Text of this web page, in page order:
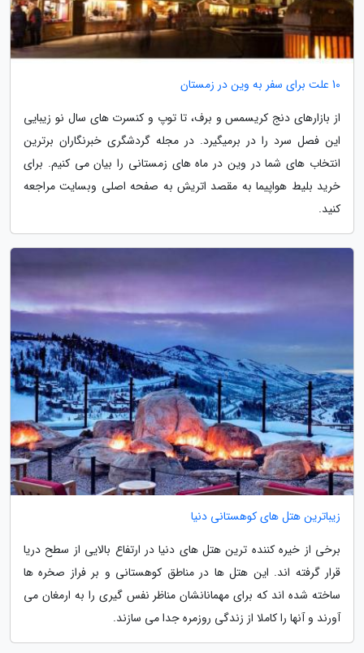
10 علت برای سفر به وین در زمستان
از بازارهای دنج کریسمس و برف، تا توپ و کنسرت­ های سال نو زیبایی
این فصل سرد را در برمی­گیرد. در مجله گردشگری خبرنگاران برترین
انتخاب­ های شما در وین در ماه ­های زمستانی را بیان می­ کنیم. برای
خرید بلیط هواپیما به مقصد اتریش به صفحه اصلی وبسایت مراجعه
کنید.
زیباترین هتل های کوهستانی دنیا
برخی از خیره کننده ترین هتل های دنیا در ارتفاع بالایی از سطح دریا
قرار گرفته اند. این هتل ها در مناطق کوهستانی و بر فراز صخره ها
ساخته شده اند که برای مهمانانشان مناظر نفس گیری را به ارمغان می
آورند و آنها را کاملا از زندگی روزمره جدا می سازند.